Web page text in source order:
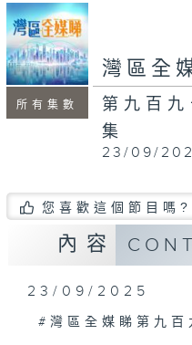
minutes,
7
seconds
所有集數
灣區全
第九百九
集
23/09/
您喜歡這個節目嗎?
內容
23/09/2025
#灣區全媒睇第九百